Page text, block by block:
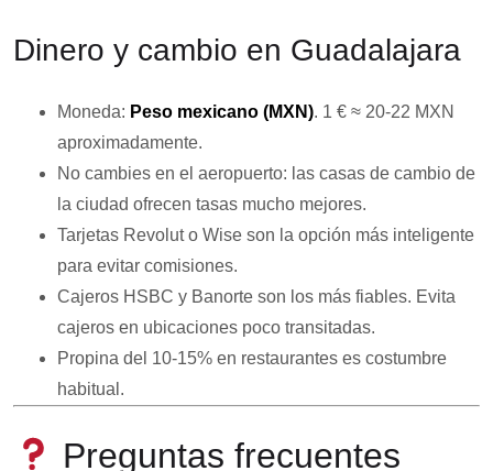
Dinero y cambio en Guadalajara
Moneda: Peso mexicano (MXN). 1 € ≈ 20-22 MXN
aproximadamente.
No cambies en el aeropuerto: las casas de cambio de
la ciudad ofrecen tasas mucho mejores.
Tarjetas Revolut o Wise son la opción más inteligente
para evitar comisiones.
Cajeros HSBC y Banorte son los más fiables. Evita
cajeros en ubicaciones poco transitadas.
Propina del 10-15% en restaurantes es costumbre
habitual.
Preguntas frecuentes